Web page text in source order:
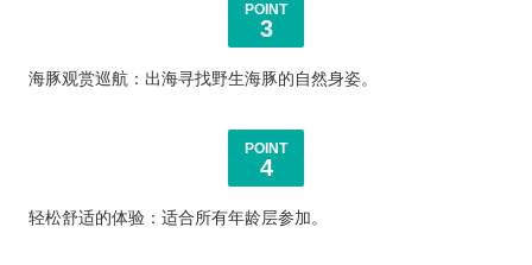
POINT
3
海豚观赏巡航：出海寻找野生海豚的自然身姿。
POINT
4
轻松舒适的体验：适合所有年龄层参加。